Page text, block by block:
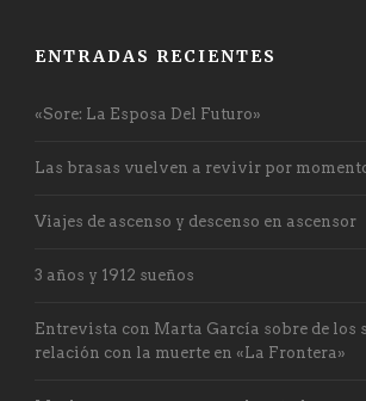
ENTRADAS RECIENTES
«Sore: La Esposa Del Futuro»
Las brasas vuelven a revivir por
Viajes de ascenso y descenso en ascensor
3 años y 1912 sueños
Entrevista con Marta García sobre de los
relación con la muerte en «La Frontera»